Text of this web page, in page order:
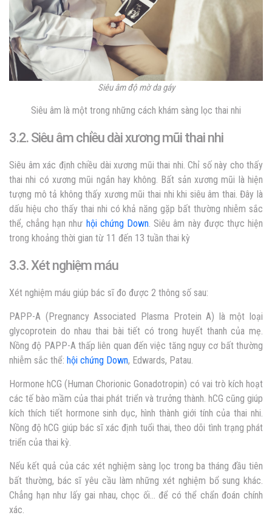
Siêu âm độ mờ da gáy
Siêu âm là một trong những cách khám sàng lọc thai nhi
3.2. Siêu âm chiều dài xương mũi thai nhi
Siêu âm xác định chiều dài xương mũi thai nhi. Chỉ số này cho thấy
thai nhi có xương mũi ngắn hay không. Bất sản xương mũi là hiện
tượng mô tả không thấy xương mũi thai nhi khi siêu âm thai. Đây là
dấu hiệu cho thấy thai nhi có khả năng gặp bất thường nhiễm sắc
thể, chẳng hạn như hội chứng Down . Siêu âm này được thực hiện
trong khoảng thời gian từ 11 đến 13 tuần thai kỳ
3.3. Xét nghiệm máu
Xét nghiệm máu giúp bác sĩ đo được 2 thông số sau:
PAPP-A (Pregnancy Associated Plasma Protein A) là một loại
glycoprotein do nhau thai bài tiết có trong huyết thanh của mẹ.
Nồng độ PAPP-A thấp liên quan đến việc tăng nguy cơ bất thường
nhiễm sắc thể: hội chứng Down, Edwards, Patau.
Hormone hCG (Human Chorionic Gonadotropin) có vai trò kích hoạt
các tế bào mầm của thai phát triển và trưởng thành. hCG cũng giúp
kích thích tiết hormone sinh dục, hình thành giới tính của thai nhi.
Nồng độ hCG giúp bác sĩ xác định tuổi thai, theo dõi tình trạng phát
triển của thai kỳ.
Nếu kết quả của các xét nghiệm sàng lọc trong ba tháng đầu tiên
bất thường, bác sĩ yêu cầu làm những xét nghiệm bổ sung khác.
Chẳng hạn như lấy gai nhau, chọc ối… để có thể chẩn đoán chính
xác.